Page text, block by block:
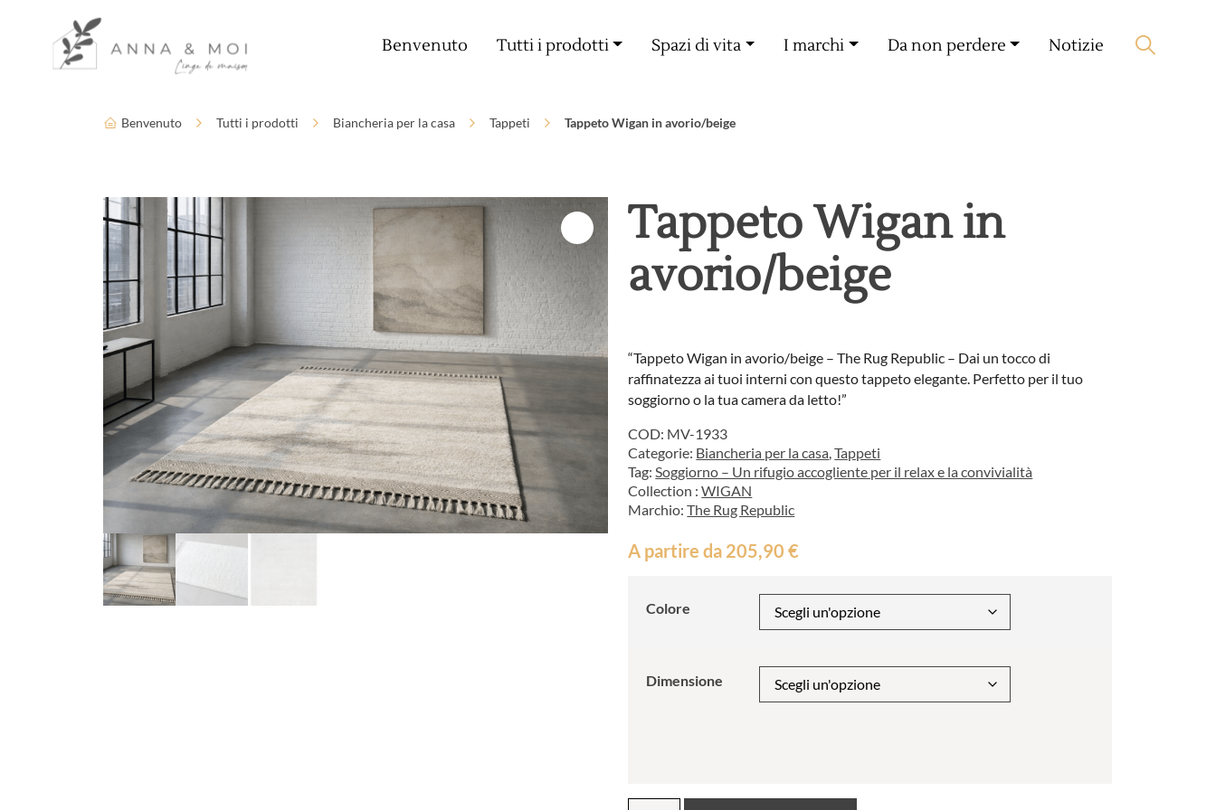
Parametri di accessibilità
Benvenuto Tutti i prodotti Spazi di vita I marchi Da non perdere Notizie
Benvenuto Tutti i prodotti Biancheria per la casa Tappeti Tappeto Wigan in avorio/beige
Tappeto Wigan in
avorio/beige
“Tappeto Wigan in avorio/beige – The Rug Republic – Dai un tocco di
raffinatezza ai tuoi interni con questo tappeto elegante. Perfetto per il tuo
soggiorno o la tua camera da letto!”
COD: MV-1933
Categorie: Biancheria per la casa,Tappeti
Tag:Soggiorno – Un rifugio accogliente per il relax e la convivialità
Collection :WIGAN
Marchio:The Rug Republic
A partire da 205,90€
Colore
Dimensione